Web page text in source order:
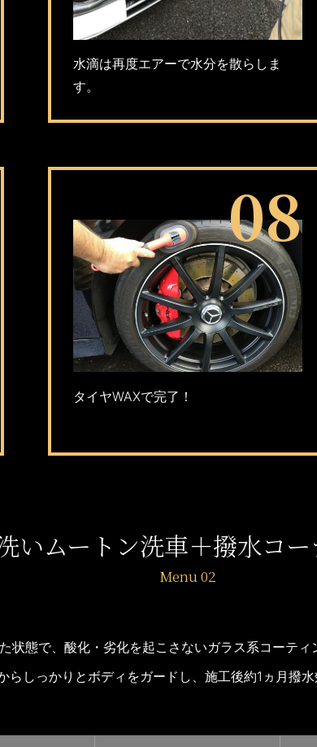
水滴は再度エアーで水分を散らしま
す。
タイヤWAXで完了！
いムートン洗車＋撥水コ
状態で、酸化・劣化を起こさないガラス系コーティ
らしっかりとボディをガードし、施工後約1ヵ月撥水